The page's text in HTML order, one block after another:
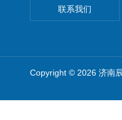
联系我们
Copyright © 2026 济南